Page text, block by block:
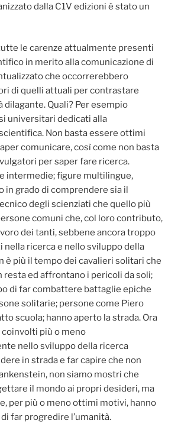
dalla C1V edizioni è stato un
le carenze attualmente presenti
in merito alla comunicazione di
che occorrerebbero
di quelli attuali per contrastare
dilagante. Quali? Per esempio
universitari dedicati alla
Non basta essere ottimi
comunicare, così come non basta
per saper fare ricerca.
intermedie; figure multilingue,
in grado di comprendere sia il
degli scienziati che quello più
comuni che, col loro contributo,
dei tanti, sebbene ancora troppo
nella ricerca e nello sviluppo della
è più il tempo dei cavalieri solitari che
resta ed affrontano i pericoli da soli;
di far combattere battaglie epiche
solitarie; persone come Piero
scuola; hanno aperto la strada. Ora
più o meno
nello sviluppo della ricerca
in strada e far capire che non
non siamo mostri che
il mondo ai propri desideri, ma
per più o meno ottimi motivi, hanno
far progredire l’umanità.